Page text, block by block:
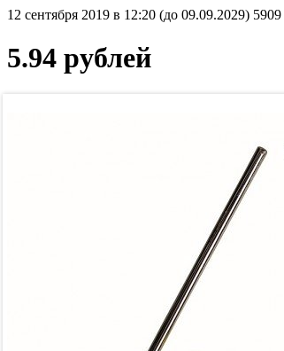
12 сентября 2019 в 12:20 (до 09.09.2029) 5909
5.94 рублей